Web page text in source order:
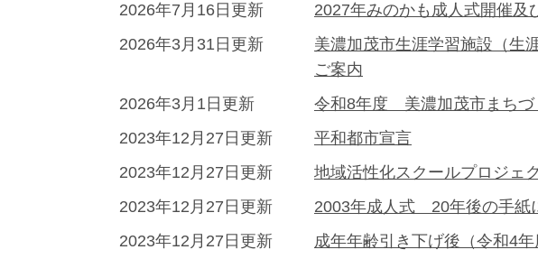
2026年7月16日更新
2027年みのかも成人式開催及
2026年3月31日更新
美濃加茂市生涯学習施設（生
ご案内
2026年3月1日更新
令和8年度 美濃加茂市まちづ
2023年12月27日更新
平和都市宣言
2023年12月27日更新
地域活性化スクールプロジェ
2023年12月27日更新
2003年成人式 20年後の手紙
2023年12月27日更新
成年年齢引き下げ後（令和4